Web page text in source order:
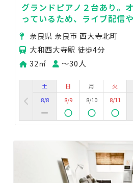
グランドピアノ２台あり。
っているため、ライブ配信
頂けます。
奈良県 奈良市 西大寺北町
大和西大寺駅 徒歩4分
32㎡
〜30人
土
8/8
日
8/9
月
8/10
火
8/11